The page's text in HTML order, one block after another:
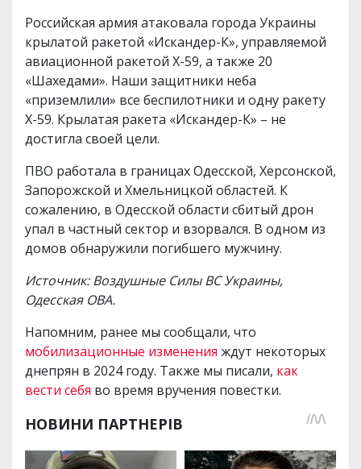
Российская армия атаковала города Украины
крылатой ракетой «Искандер-К», управляемой
авиационной ракетой Х-59, а также 20
«Шахедами». Наши защитники неба
«приземлили» все беспилотники и одну ракету
Х-59. Крылатая ракета «Искандер-К» – не
достигла своей цели.
ПВО работала в границах Одесской, Херсонской,
Запорожской и Хмельницкой областей. К
сожалению, в Одесской области сбитый дрон
упал в частный сектор и взорвался. В одном из
домов обнаружили погибшего мужчину.
Источник: Воздушные Силы ВС Украины,
Одесская ОВА.
Напомним, ранее мы сообщали, что
мобилизационные изменения ждут некоторых
днепрян в 2024 году. Также мы писали, как
вести себя во время вручения повестки.